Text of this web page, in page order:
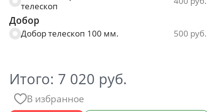
телескоп
Добор
Добор телескоп 100 мм. 500
Итого: 7 020 руб.
В избранное